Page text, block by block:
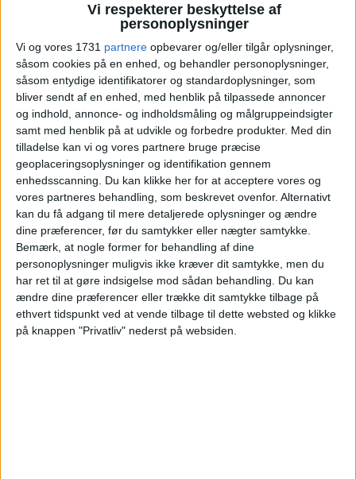
Vi respekterer beskyttelse af
personoplysninger
Vi og vores 1731 partnere opbevarer og/eller tilgår oplysninger,
såsom cookies på en enhed, og behandler personoplysninger,
såsom entydige identifikatorer og standardoplysninger, som
bliver sendt af en enhed, med henblik på tilpassede annoncer
og indhold, annonce- og indholdsmåling og målgruppeindsigter
samt med henblik på at udvikle og forbedre produkter. Med din
tilladelse kan vi og vores partnere bruge præcise
geoplaceringsoplysninger og identifikation gennem
enhedsscanning. Du kan klikke her for at acceptere vores og
vores partneres behandling, som beskrevet ovenfor. Alternativt
kan du få adgang til mere detaljerede oplysninger og ændre
dine præferencer, før du samtykker eller nægter samtykke.
Bemærk, at nogle former for behandling af dine
personoplysninger muligvis ikke kræver dit samtykke, men du
har ret til at gøre indsigelse mod sådan behandling.
Du kan
ændre dine præferencer eller trække dit samtykke tilbage på
ethvert tidspunkt ved at vende tilbage til dette websted og klikke
på knappen "Privatliv" nederst på websiden.
Her kan du opleve
total
solformørkelse
Den 12. august 2026 kan man opleve delvis
solformørkelse i Danmark, men tager man til
Spanien, Grønland eller Island, kan man opleve
den totale solformørkelse, hvor solen for en kort
stund forsvinder helt. Ifølge momondo rejser vi i